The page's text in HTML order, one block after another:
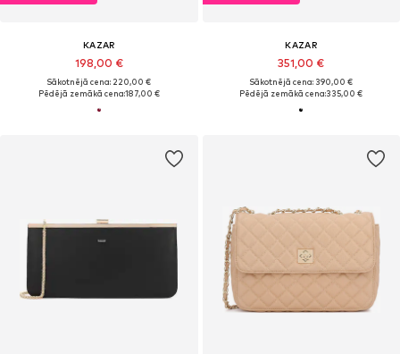
KAZAR
198,00 €
Sākotnējā cena: 220,00 €
Pēdējā zemākā cena:187,00 €
KAZAR
351,00 €
Sākotnējā cena: 390,00 €
Pēdējā zemākā cena:335,00 €